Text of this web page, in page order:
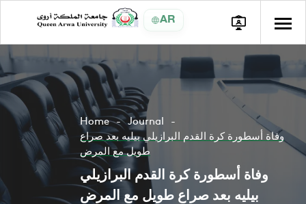
AR
Home
Journal
وفاة أسطورة كرة القدم البرازيلي بيليه بعد صراع
طويل مع المرض
وفاة أسطورة كرة القدم البرازيلي
بيليه بعد صراع طويل مع المرض